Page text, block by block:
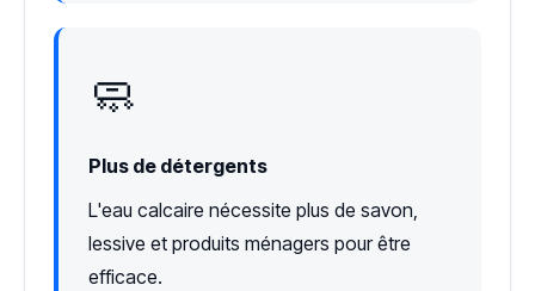
🧼
Plus de détergents
L'eau calcaire nécessite plus de savon,
lessive et produits ménagers pour être
efficace.